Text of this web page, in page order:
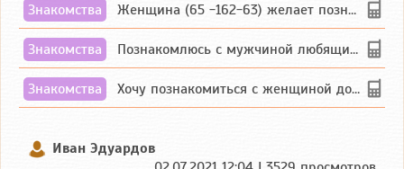
Знакомства Женщина (65 -162-63) желает познакомиться с одиноким, добродушным, без вредных ...
Знакомства Познакомлюсь с мужчиной любящим танцевать и петь на родном чувашском языке
Знакомства Хочу познакомиться с женщиной до 55 лет чувашской или русской национальности дл...
Иван Эдуардов